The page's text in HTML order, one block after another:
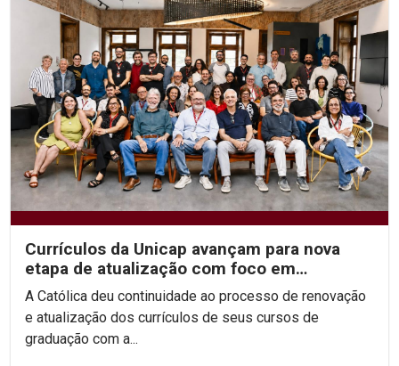
Currículos da Unicap avançam para nova
etapa de atualização com foco em
competências e habilidades
A Católica deu continuidade ao processo de renovação
e atualização dos currículos de seus cursos de
graduação com a...